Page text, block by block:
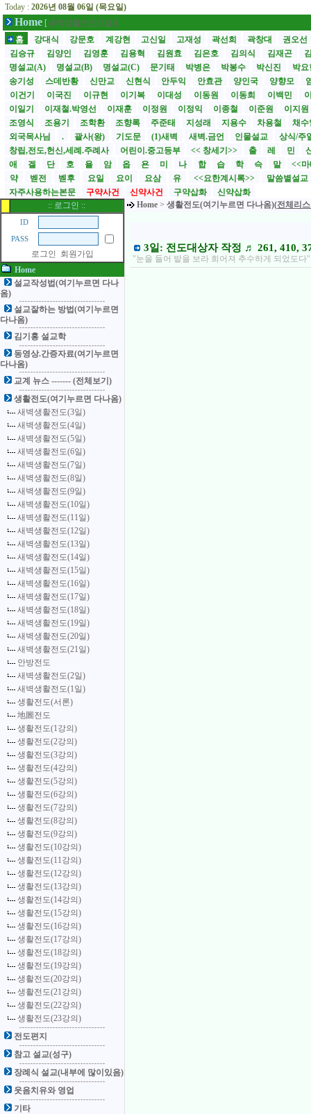
Today : 2026년 08월 06일 (목요일)
Home [새벽생활전도(3일)]
홈
강대식 강문호 계강현 고신일 고재성 곽선희 곽창대
권오선
김승규
김양인 김영훈 김용혁 김원효 김은호 김의식 김재곤
명설교(A)
명설교(B) 명설교(C) 문기태 박병은 박봉수 박신진
박
송기성
스데반황 신만교 신현식 안두익 안효관 양인국 양향모
이건기
이국진 이규현 이기복 이대성 이동원 이동희 이백민
이일기
이재철.박영선 이재훈 이정원 이정익 이종철 이준원
이지원
조영식
조용기 조학환 조향록 주준태 지성래 지용수 차용철
채
외국목사님
. 괄사(왕) 기도문 (1)새벽 새벽.금언 인물설교
상식/주
창립,전도,헌신,세례.주례사
어린이.중고등부 << 창세기>> 출 레 민
애
겔 단 호 욜 암 옵 욘 미 나 합 습 학 슥 말
<<
약
벧전 벧후 요일 요이 요삼 유 <<요한계시록>>
말씀별설교
자주사용하는본문
구약사건 신약사건 구약삽화
신약삽화
:: 로그인 ::
ID
PASS
로그인
회원가입
Home
설교작성법(여기누르면 다나
옴)
설교잘하는 방법(여기누르면
다나옴)
김기홍 설교학
동영상.간증자료(여기누르면
다나옴)
교계 뉴스 ------- (전체보기)
생활전도(여기누르면 다나옴)
새벽생활전도(3일)
새벽생활전도(4일)
새벽생활전도(5일)
새벽생활전도(6일)
새벽생활전도(7일)
새벽생활전도(8일)
새벽생활전도(9일)
새벽생활전도(10일)
새벽생활전도(11일)
새벽생활전도(12일)
새벽생활전도(13일)
새벽생활전도(14일)
새벽생활전도(15일)
새벽생활전도(16일)
새벽생활전도(17일)
새벽생활전도(18일)
새벽생활전도(19일)
새벽생활전도(20일)
새벽생활전도(21일)
안방전도
새벽생활전도(2일)
새벽생활전도(1일)
생활전도(서론)
地圖전도
생활전도(1강의)
생활전도(2강의)
생활전도(3강의)
생활전도(4강의)
생활전도(5강의)
생활전도(6강의)
생활전도(7강의)
생활전도(8강의)
생활전도(9강의)
생활전도(10강의)
생활전도(11강의)
생활전도(12강의)
생활전도(13강의)
생활전도(14강의)
생활전도(15강의)
생활전도(16강의)
생활전도(17강의)
생활전도(18강의)
생활전도(19강의)
생활전도(20강의)
생활전도(21강의)
생활전도(22강의)
생활전도(23강의)
전도편지
참고 설교(성구)
장례식 설교(내부에 많이있음)
웃음치유와 영업
기타
Home > 생활전도(여기누르면 다나옴)(전체리
3일: 전도대상자 작정 ♬ 261, 410,
"눈을 들어 밭을 보라 희어져 추수하게 되었도다